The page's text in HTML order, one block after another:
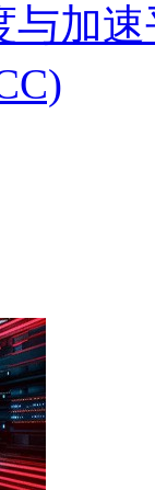
与加